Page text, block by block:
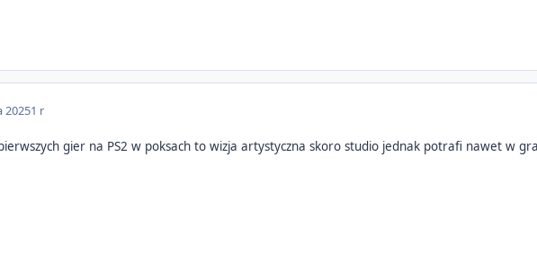
20251 r
gier na PS2 w poksach to wizja artystyczna skoro studio jednak potrafi nawet w